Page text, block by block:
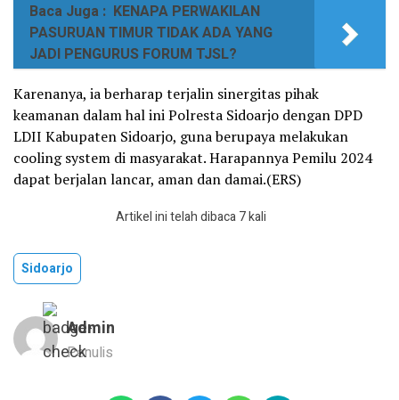
Baca Juga : KENAPA PERWAKILAN
PASURUAN TIMUR TIDAK ADA YANG
JADI PENGURUS FORUM TJSL?
Karenanya, ia berharap terjalin sinergitas pihak
keamanan dalam hal ini Polresta Sidoarjo dengan DPD
LDII Kabupaten Sidoarjo, guna berupaya melakukan
cooling system di masyarakat. Harapannya Pemilu 2024
dapat berjalan lancar, aman dan damai.(ERS)
Artikel ini telah dibaca 7 kali
Sidoarjo
Admin
Penulis